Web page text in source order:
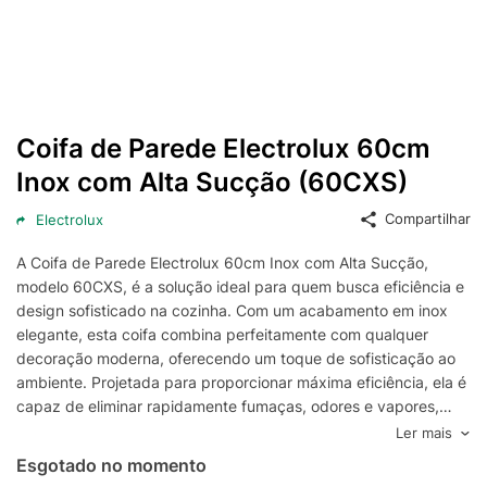
Coifa de Parede Electrolux 60cm
Inox com Alta Sucção (60CXS)
Electrolux Compartilhar
A Coifa de Parede Electrolux 60cm Inox com Alta Sucção,
modelo 60CXS, é a solução ideal para quem busca eficiência e
design sofisticado na cozinha. Com um acabamento em inox
elegante, esta coifa combina perfeitamente com qualquer
decoração moderna, oferecendo um toque de sofisticação ao
ambiente. Projetada para proporcionar máxima eficiência, ela é
capaz de eliminar rapidamente fumaças, odores e vapores,
garantindo um ambiente mais limpo e agradável durante o
preparo das refeições.
Este modelo de coifa da Electrolux é altamente eficiente,
Ler mais
Esgotado no momento